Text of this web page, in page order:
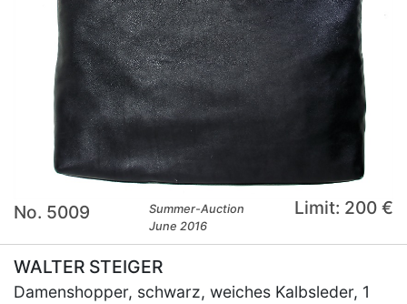
No. 5009
Summer-Auction
June 2016
Limit: 200 €
WALTER STEIGER
Damenshopper, schwarz, weiches Kalbsleder, 1